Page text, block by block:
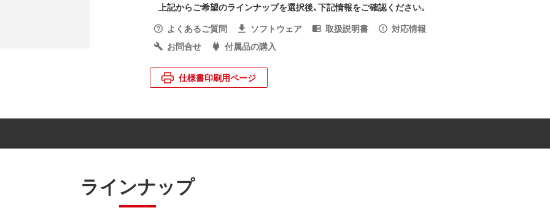
上記からご希望のラインナップを選択後、下記情報をご確認ください。
よくあるご質問
ソフトウェア 取扱説明書
対応情報
お問合せ
付属品の購入
仕様書印刷用ページ
ラインナップ